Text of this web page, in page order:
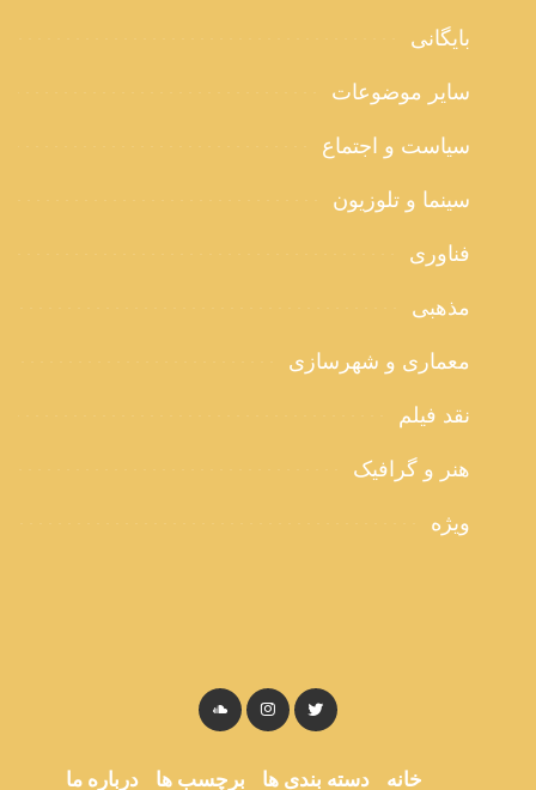
بایگانی
سایر موضوعات
سیاست و اجتماع
سینما و تلوزیون
فناوری
مذهبی
معماری و شهرسازی
نقد فیلم
هنر و گرافیک
ویژه
خانه دسته بندی ها برچسب ها درباره ما